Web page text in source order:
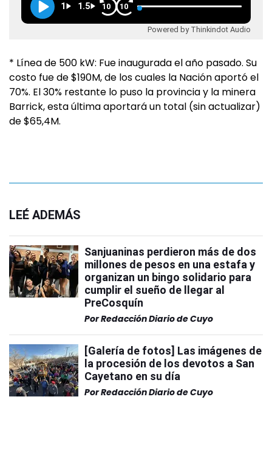
1 1.5 10 10
Powered by Thinkindot Audio
* Línea de 500 kW: Fue inaugurada el año pasado. Su
costo fue de $190M, de los cuales la Nación aportó el
70%. El 30% restante lo puso la provincia y la minera
Barrick, esta última aportará un total (sin actualizar)
de $65,4M.
LEÉ ADEMÁS
Sanjuaninas perdieron más de dos
millones de pesos en una estafa y
organizan un bingo solidario para
cumplir el sueño de llegar al
PreCosquín
PorRedacción Diario de Cuyo
[Galería de fotos] Las imágenes de
la procesión de los devotos a San
Cayetano en su día
PorRedacción Diario de Cuyo